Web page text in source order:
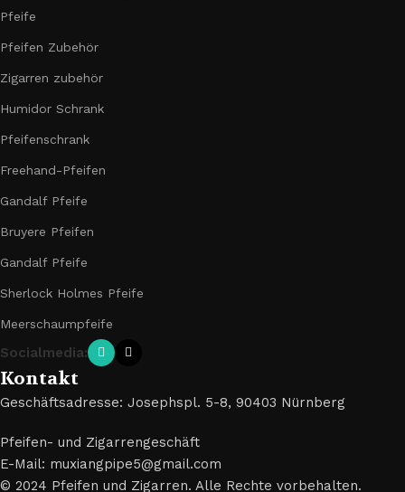
Pfeife
Pfeifen Zubehör
Zigarren zubehör
Humidor Schrank
Pfeifenschrank
Freehand-Pfeifen
Gandalf Pfeife
Bruyere Pfeifen
Gandalf Pfeife
Sherlock Holmes Pfeife
Meerschaumpfeife
Socialmedia:
Kontakt
Geschäftsadresse: Josephspl. 5-8, 90403 Nürnberg
Pfeifen- und Zigarrengeschäft
E-Mail: muxiangpipe5@gmail.com
© 2024 Pfeifen und Zigarren. Alle Rechte vorbehalten.